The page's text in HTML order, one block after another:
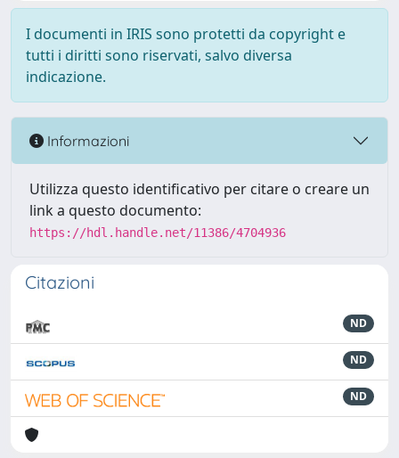
I documenti in IRIS sono protetti da copyright e
tutti i diritti sono riservati, salvo diversa
indicazione.
Informazioni
Utilizza questo identificativo per citare o creare un
link a questo documento:
https://hdl.handle.net/11386/4704936
Citazioni
ND
ND
ND